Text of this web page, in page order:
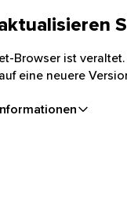
Browser ist
eine neuere